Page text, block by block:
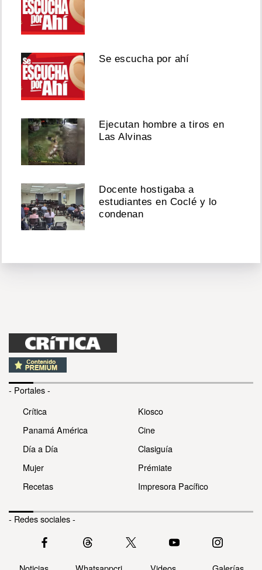
Se escucha por ahí
Ejecutan hombre a tiros en
Las Alvinas
Docente hostigaba a
estudiantes en Coclé y lo
condenan
- Portales -
Crítica
Panamá América
Día a Día
Mujer
Recetas
Kiosco
Cine
Clasiguía
Prémiate
Impresora Pacífico
- Redes sociales -